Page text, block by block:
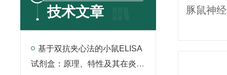
技术文章
基于双抗夹心法的小鼠ELISA
试剂盒：原理、特性及其在炎症